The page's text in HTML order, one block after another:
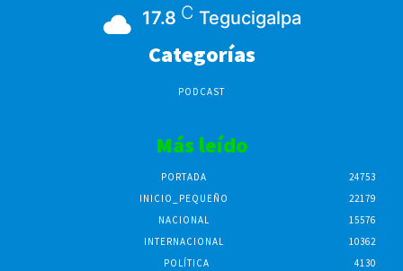
17.8 C Tegucigalpa
Categorías
PODCAST
Más leído
PORTADA
24753
INICIO_PEQUEÑO
22179
NACIONAL
15576
INTERNACIONAL
10362
POLÍTICA
4130